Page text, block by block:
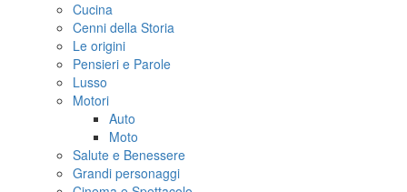
Cucina
Cenni della Storia
Le origini
Pensieri e Parole
Lusso
Motori
Auto
Moto
Salute e Benessere
Grandi personaggi